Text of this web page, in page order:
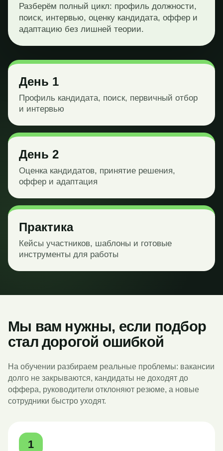
Разберём полный цикл: профиль должности,
поиск, интервью, оценку кандидата, оффер и
адаптацию без лишней теории.
День 1
Профиль кандидата, поиск, первичный отбор
и интервью
День 2
Оценка кандидатов, принятие решения,
оффер и адаптация
Практика
Кейсы участников, шаблоны и готовые
инструменты для работы
Мы вам нужны, если подбор
стал дорогой ошибкой
На обучении разбираем реальные проблемы: вакансии
долго не закрываются, кандидаты не доходят до
оффера, руководители отклоняют резюме, а новые
сотрудники быстро уходят.
1